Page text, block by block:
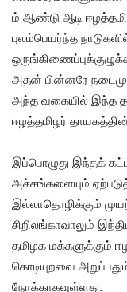
ம் ஆண்டு ஆடி
புலம்பெயர்ந்த
அதன் பின்னரே
அந்த வகையில் இந்த
ஈழத்தமிழர்
இப்பொழுது இந்தக்
அச்சங்களையும்
இல்லாதொழிக்கும்
சிறிலங்காவாலும்
தமிழக மக்களுக்கும்
கொடியுறவை
நோக்காகவுள்ளது.